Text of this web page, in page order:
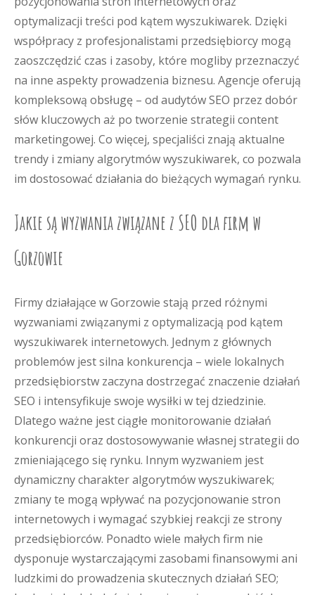
optymalizacji treści pod kątem wyszukiwarek. Dzięki
współpracy z profesjonalistami przedsiębiorcy mogą
zaoszczędzić czas i zasoby, które mogliby przeznaczyć
na inne aspekty prowadzenia biznesu. Agencje oferują
kompleksową obsługę – od audytów SEO przez dobór
słów kluczowych aż po tworzenie strategii content
marketingowej. Co więcej, specjaliści znają aktualne
trendy i zmiany algorytmów wyszukiwarek, co pozwala
im dostosować działania do bieżących wymagań rynku.
Jakie są wyzwania związane z SEO dla firm w
Gorzowie
Firmy działające w Gorzowie stają przed różnymi
wyzwaniami związanymi z optymalizacją pod kątem
wyszukiwarek internetowych. Jednym z głównych
problemów jest silna konkurencja – wiele lokalnych
przedsiębiorstw zaczyna dostrzegać znaczenie działań
SEO i intensyfikuje swoje wysiłki w tej dziedzinie.
Dlatego ważne jest ciągłe monitorowanie działań
konkurencji oraz dostosowywanie własnej strategii do
zmieniającego się rynku. Innym wyzwaniem jest
dynamiczny charakter algorytmów wyszukiwarek;
zmiany te mogą wpływać na pozycjonowanie stron
internetowych i wymagać szybkiej reakcji ze strony
przedsiębiorców. Ponadto wiele małych firm nie
dysponuje wystarczającymi zasobami finansowymi ani
ludzkimi do prowadzenia skutecznych działań SEO;